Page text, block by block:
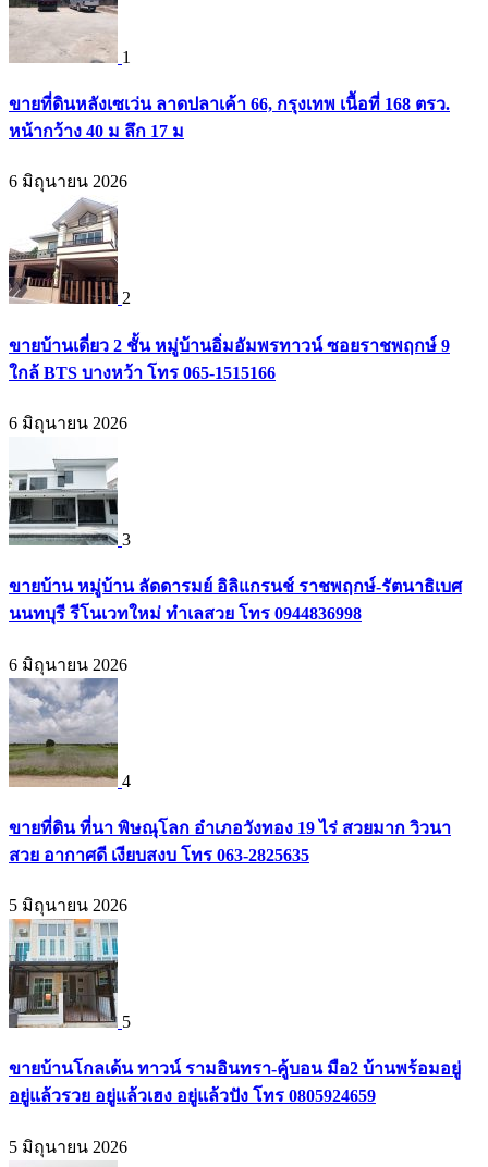
1
ขายที่ดินหลังเซเว่น ลาดปลาเค้า 66, กรุงเทพ เนื้อที่ 168 ตรว.
หน้ากว้าง 40 ม ลึก 17 ม
6 มิถุนายน 2026
2
ขายบ้านเดี่ยว 2 ชั้น หมู่บ้านอิ่มอัมพรทาวน์ ซอยราชพฤกษ์ 9
ใกล้ BTS บางหว้า โทร 065-1515166
6 มิถุนายน 2026
3
ขายบ้าน หมู่บ้าน ลัดดารมย์ อิลิแกรนช์ ราชพฤกษ์-รัตนาธิเบศ
นนทบุรี รีโนเวทใหม่ ทำเลสวย โทร 0944836998
6 มิถุนายน 2026
4
ขายที่ดิน ที่นา พิษณุโลก อำเภอวังทอง 19 ไร่ สวยมาก วิวนา
สวย อากาศดี เงียบสงบ โทร 063-2825635
5 มิถุนายน 2026
5
ขายบ้านโกลเด้น ทาวน์ รามอินทรา-คู้บอน มือ2 บ้านพร้อมอยู่
อยู่แล้วรวย อยู่แล้วเฮง อยู่แล้วปัง โทร 0805924659
5 มิถุนายน 2026